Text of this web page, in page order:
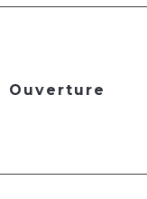
Ouverture